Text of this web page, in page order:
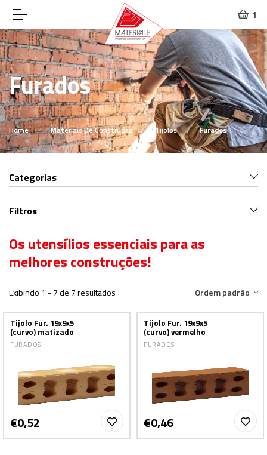
1
Furados
Home Materiais De Construção Tijolos Furados
Categorias
Filtros
Os utensílios essenciais para as
melhores construções!
Exibindo 1 - 7 de 7 resultados Ordem padrão
Tijolo Fur. 19x9x5
(curvo) matizado
FURADOS
€0,52
Tijolo Fur. 19x9x5
(curvo) vermelho
FURADOS
€0,46